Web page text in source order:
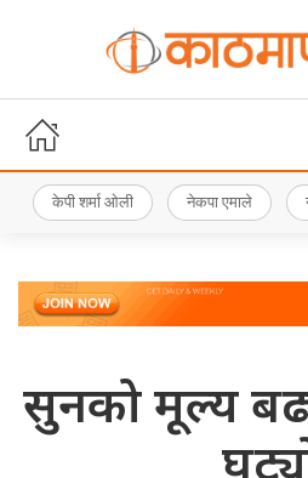
केपी शर्मा ओली नेकपा एमाले
सुनको मूल्य